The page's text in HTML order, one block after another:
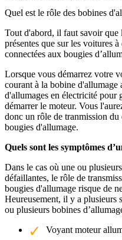
Quel est le rôle des bobines
Tout d'abord, il faut savoir que
présentes que sur les voitures
connectées aux bougies
Lorsque vous démarrez votre
courant à la bobine
d'allumages en électricité pour
démarrer le moteur. Vous
donc un rôle de tranmission
bougies d'allumage.
Quels sont les symptômes
Dans le cas où une ou
défaillantes, le rôle de
bougies d'allumage risque de
Heureusement, il y a plusieurs
ou plusieurs bobines
Voyant moteur